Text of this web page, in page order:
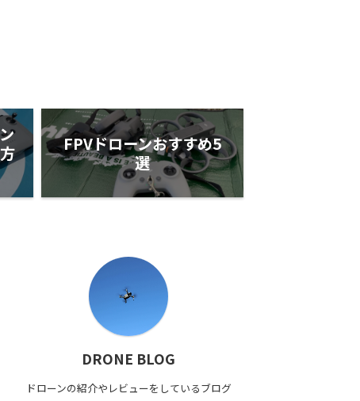
FPVドローンおすすめ5
選
DRONE BLOG
ドローンの紹介やレビューをしているブログ